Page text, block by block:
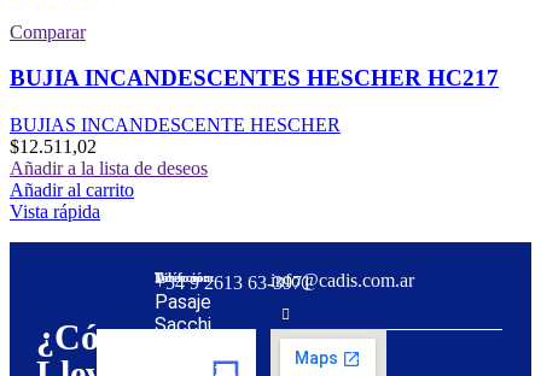
Comparar
BUJIA INCANDESCENTES HESCHER HC217
BUJIAS INCANDESCENTE HESCHER
$12.511,02
Añadir a la lista de deseos
Añadir al carrito
Vista rápida
¿Cómo
Dirección:
Pasaje
Sacchi
Mendoza,
Teléfono:
‪+54 9 2613 63‑3971‬info@cadis.com.ar